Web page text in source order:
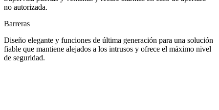
no autorizada.
Barreras
Diseño elegante y funciones de última generación para una solución
fiable que mantiene alejados a los intrusos y ofrece el máximo nivel
de seguridad.